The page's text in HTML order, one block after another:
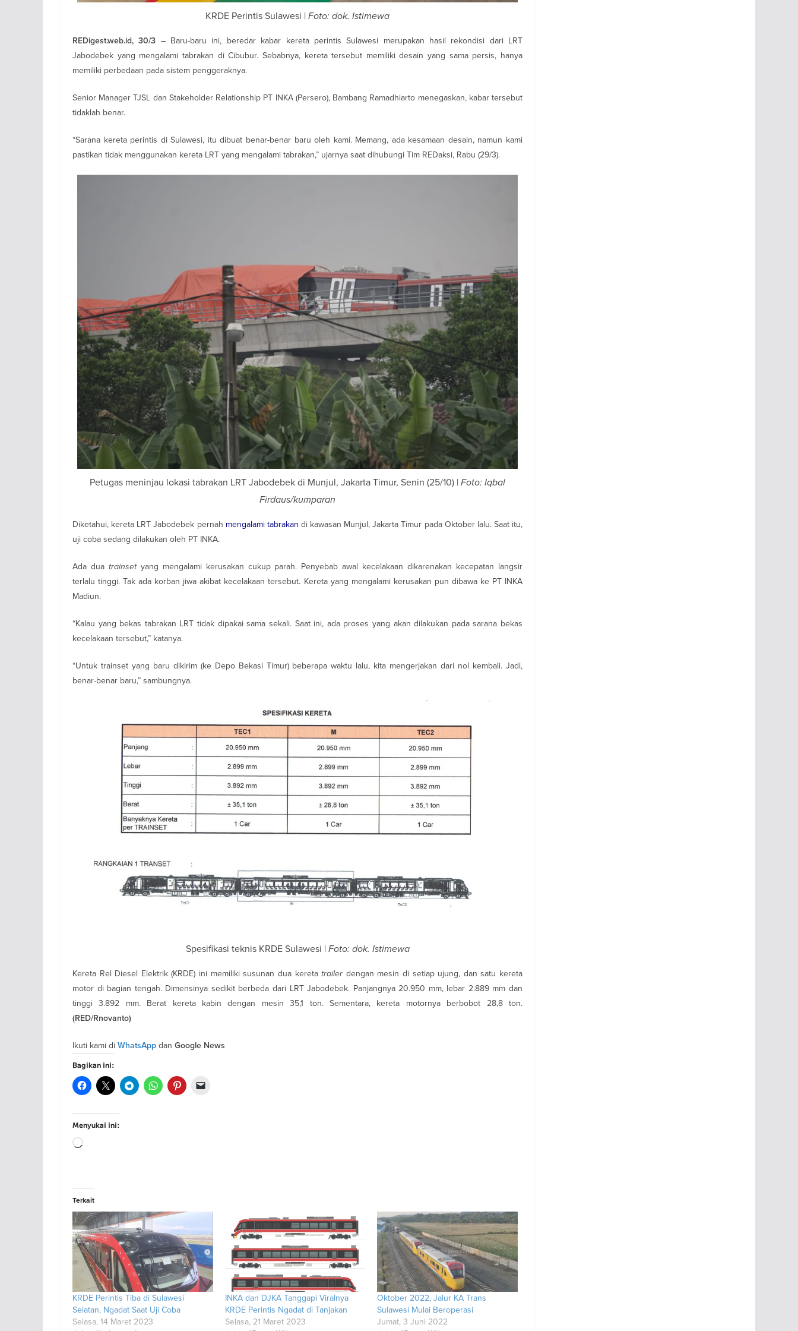
KRDE Perintis Sulawesi | Foto: dok. Istimewa
REDigest.web.id, 30/3 – Baru-baru ini, beredar kabar kereta perintis Sulawesi merupakan hasil rekondisi dari LRT
Jabodebek yang mengalami tabrakan di Cibubur. Sebabnya, kereta tersebut memiliki desain yang sama persis, hanya
memiliki perbedaan pada sistem penggeraknya.
Senior Manager TJSL dan Stakeholder Relationship PT INKA (Persero), Bambang Ramadhiarto menegaskan, kabar tersebut
tidaklah benar.
“Sarana kereta perintis di Sulawesi, itu dibuat benar-benar baru oleh kami. Memang, ada kesamaan desain, namun kami
pastikan tidak menggunakan kereta LRT yang mengalami tabrakan,” ujarnya saat dihubungi Tim REDaksi, Rabu (29/3).
Petugas meninjau lokasi tabrakan LRT Jabodebek di Munjul, Jakarta Timur, Senin (25/10) | Foto: Iqbal
Firdaus/kumparan
Diketahui, kereta LRT Jabodebek pernah mengalami tabrakan di kawasan Munjul, Jakarta Timur pada Oktober lalu. Saat itu,
uji coba sedang dilakukan oleh PT INKA.
Ada dua trainsetyang mengalami kerusakan cukup parah. Penyebab awal kecelakaan dikarenakan kecepatan langsir
terlalu tinggi. Tak ada korban jiwa akibat kecelakaan tersebut. Kereta yang mengalami kerusakan pun dibawa ke PT INKA
Madiun.
“Kalau yang bekas tabrakan LRT tidak dipakai sama sekali. Saat ini, ada proses yang akan dilakukan pada sarana bekas
kecelakaan tersebut,” katanya.
“Untuk trainset yang baru dikirim (ke Depo Bekasi Timur) beberapa waktu lalu, kita mengerjakan dari nol kembali. Jadi,
benar-benar baru,” sambungnya.
Spesifikasi teknis KRDE Sulawesi | Foto: dok. Istimewa
Kereta Rel Diesel Elektrik (KRDE) ini memiliki susunan dua keretatrailer dengan mesin di setiap ujung, dan satu kereta
motor di bagian tengah. Dimensinya sedikit berbeda dari LRT Jabodebek. Panjangnya 20.950 mm, lebar 2.889 mm dan
tinggi 3.892 mm. Berat kereta kabin dengan mesin 35,1 ton. Sementara, kereta motornya berbobot 28,8 ton.
(RED/Rnovanto)
Ikuti kami di WhatsApp dan Google News
Bagikan ini:
Menyukai ini:
Memuat...
Terkait
KRDE Perintis Tiba di Sulawesi
Selatan, Ngadat Saat Uji Coba
Selasa, 14 Maret 2023
INKA dan DJKA Tanggapi Viralnya
KRDE Perintis Ngadat di Tanjakan
Selasa, 21 Maret 2023
Oktober 2022, Jalur KA Trans
Sulawesi Mulai Beroperasi
Jumat, 3 Juni 2022